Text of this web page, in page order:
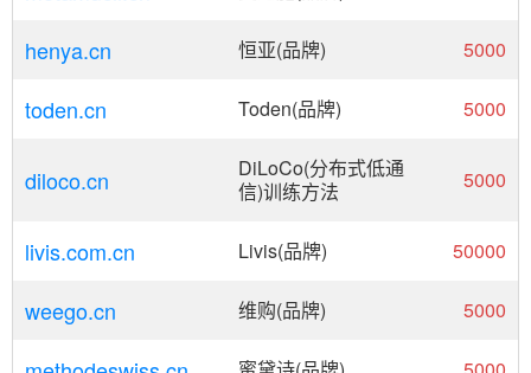
henya.cn 恒亚(品牌) 5000
toden.cn Toden(品牌) 5000
diloco.cn
DiLoCo(分布式低通
信)训练方法
5000
livis.com.cn Livis(品牌) 50000
weego.cn 维购(品牌) 5000